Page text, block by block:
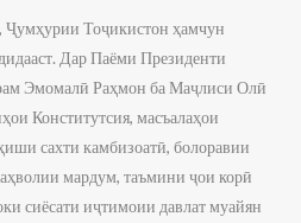
Ҷумҳурии Тоҷикистон ҳамчун
Дар Паёми Президенти
Эмомалӣ Раҳмон ба Маҷлиси Олӣ
Конститутсия, масъалаҳои
сахти камбизоатӣ, болоравии
мардум, таъмини ҷои корӣ
сиёсати иҷтимоии давлат муайян